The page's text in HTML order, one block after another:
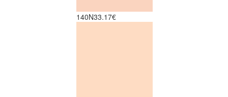
140N33.17€